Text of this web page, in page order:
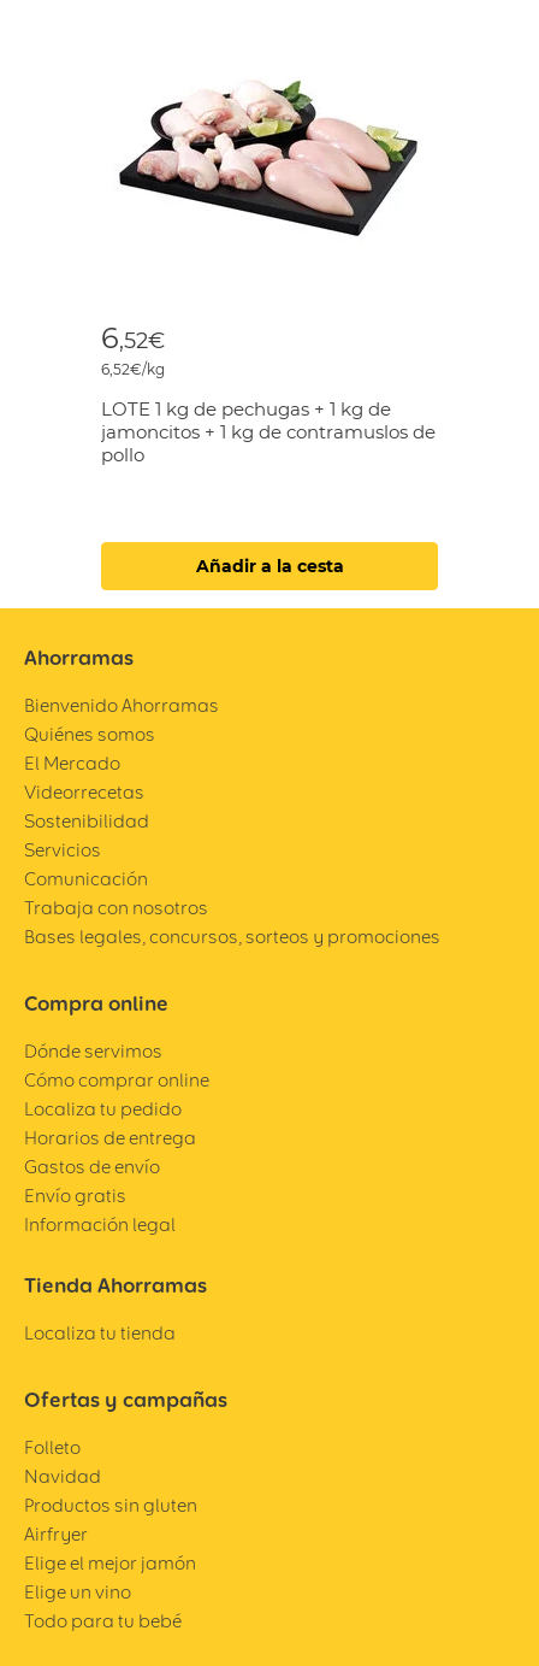
6,52€
6,52€/kg
LOTE 1 kg de pechugas + 1 kg de
jamoncitos + 1 kg de contramuslos de
pollo
Añadir a la cesta
Ahorramas
Bienvenido Ahorramas
Quiénes somos
El Mercado
Videorrecetas
Sostenibilidad
Servicios
Comunicación
Trabaja con nosotros
Bases legales, concursos, sorteos y promociones
Compra online
Dónde servimos
Cómo comprar online
Localiza tu pedido
Horarios de entrega
Gastos de envío
Envío gratis
Información legal
Tienda Ahorramas
Localiza tu tienda
Ofertas y campañas
Folleto
Navidad
Productos sin gluten
Airfryer
Elige el mejor jamón
Elige un vino
Todo para tu bebé